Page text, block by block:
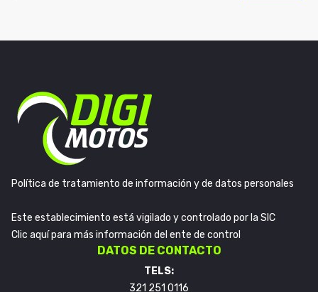
Política de tratamiento de información y de datos personales
Este establecimiento está vigilado y controlado por la SIC
Clic aquí para más información del ente de control
DATOS DE CONTACTO
TELS:
321 251 0116